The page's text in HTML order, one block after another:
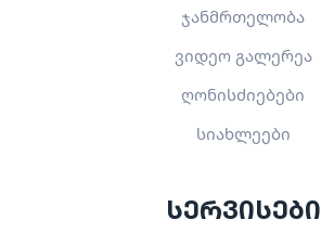
ჯანმრთელობა
ვიდეო გალერეა
ღონისძიებები
სიახლეები
სერვისები